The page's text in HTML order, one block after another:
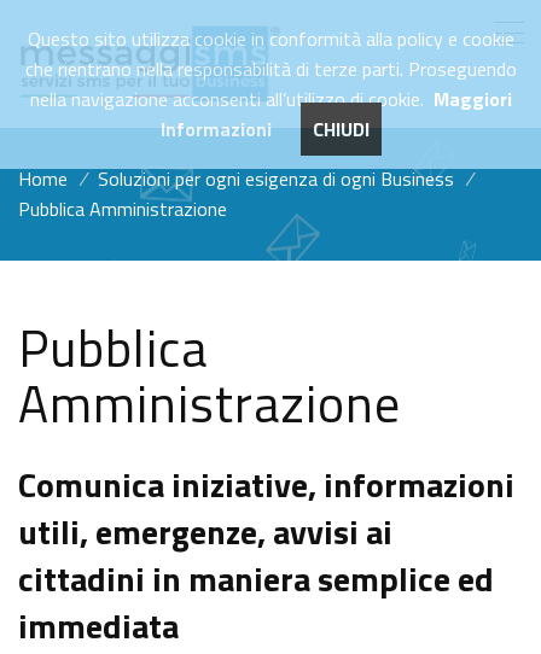
Home / Soluzioni per ogni esigenza di ogni Business /
Pubblica Amministrazione
Pubblica
Amministrazione
Comunica iniziative, informazioni
utili, emergenze, avvisi ai
cittadini in maniera semplice ed
immediata
Questo sito utilizza cookie in conformità alla policy e cookie
che rientrano nella responsabilità di terze parti. Proseguendo
nella navigazione acconsenti all’utilizzo di cookie. Maggiori
Informazioni
CHIUDI